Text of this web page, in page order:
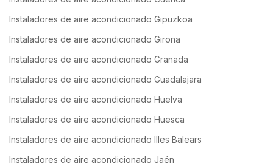
Instaladores de aire acondicionado Gipuzkoa
Instaladores de aire acondicionado Girona
Instaladores de aire acondicionado Granada
Instaladores de aire acondicionado Guadalajara
Instaladores de aire acondicionado Huelva
Instaladores de aire acondicionado Huesca
Instaladores de aire acondicionado Illes Balears
Instaladores de aire acondicionado Jaén